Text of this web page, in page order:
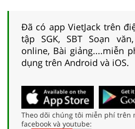
Đã có app VietJack trên
tập SGK, SBT Soạn
online, Bài giảng....miễn
dụng trên Android và iOS.
Theo dõi chúng tôi miễn phí trên
facebook và youtube: